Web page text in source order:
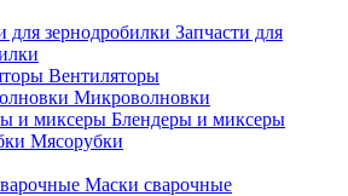
Запчасти для
Вентиляторы
Микроволновки
Блендеры и миксеры
Мясорубки
Маски сварочные